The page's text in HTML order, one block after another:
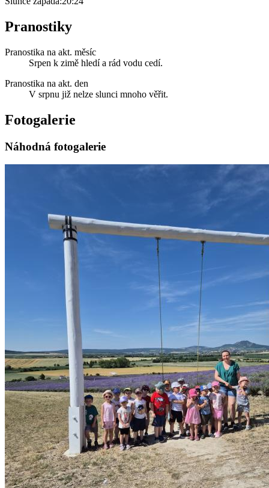
Pranostiky
Pranostika na akt. měsíc
Srpen k zimě hledí a rád vodu cedí.
Pranostika na akt. den
V srpnu již nelze slunci mnoho věřit.
Fotogalerie
Náhodná fotogalerie